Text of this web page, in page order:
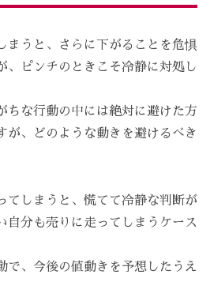
まうと、さらに下がることを危惧
、ピンチのときこそ冷静に対処し
ちな行動の中には絶対に避けた方
が、どのような動きを避けるべき
てしまうと、慌てて冷静な判断が
自分も売りに走ってしまうケース
で、今後の値動きを予想したうえ